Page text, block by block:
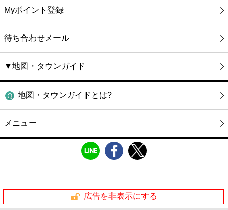
Myポイント登録
待ち合わせメール
▼地図・タウンガイド
地図・タウンガイドとは?
メニュー
広告を非表示にする